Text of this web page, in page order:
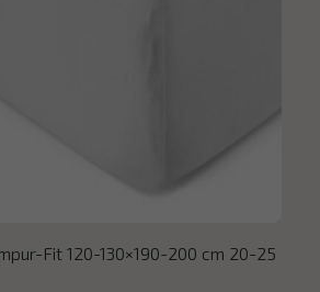
Fit 120-130×190-200 cm 20-25